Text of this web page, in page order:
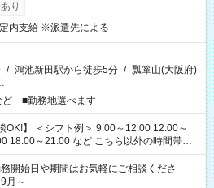
り
内支給 ※派遣先による
/ 鴻池新田駅から徒歩5分 / 瓢箪山(大阪府)
ど ■勤務地選べます
12:00 12:00～
など こちら以外の時間帯も
さい！
始日や期間はお気軽にご相談くださ
月～